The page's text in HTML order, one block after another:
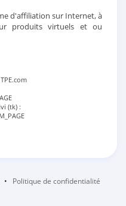
d'affiliation sur Internet, à
produits virtuels et ou
(tk) :
• Politique de confidentialité